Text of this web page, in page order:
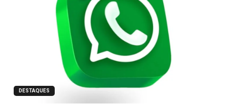
DESTAQUES